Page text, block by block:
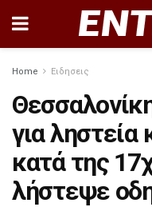
Home Ειδησεις
για ληστεία
κατά της
λήστεψε